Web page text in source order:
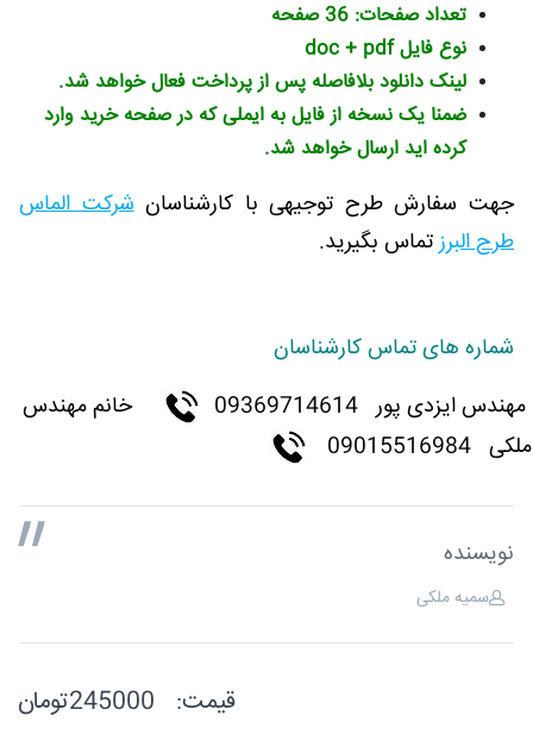
تعداد صفحات: 36 صفحه
نوع فایل doc + pdf
لینک دانلود بلافاصله پس از پرداخت فعال خواهد شد.
ضمنا یک نسخه از فایل به ایملی که در صفحه خرید وارد
کرده اید ارسال خواهد شد.
جهت سفارش طرح توجیهی با کارشناسانشرکت الماس
طرح البرزتماس بگیرید.
شماره های تماس کارشناسان
مهندس ایزدی پور 09369714614
خانم مهندس
ملکی 09015516984
نویسنده
سمیه ملکی
قیمت: